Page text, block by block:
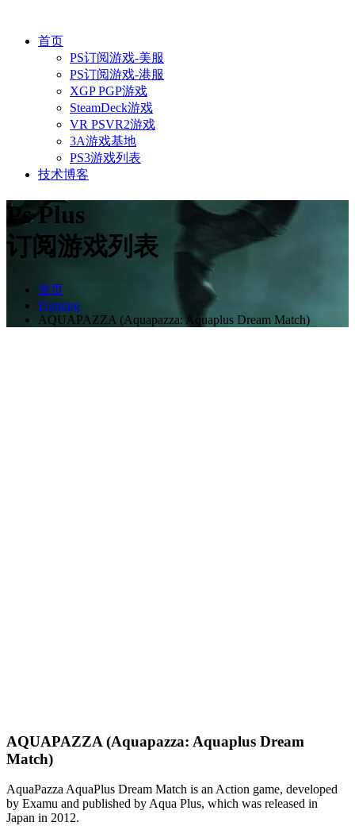
首页
PS订阅游戏-美服
PS订阅游戏-港服
XGP PGP游戏
SteamDeck游戏
VR PSVR2游戏
3A游戏基地
PS3游戏列表
技术博客
Ps Plus
订阅游戏列表
首页
Fighting
AQUAPAZZA (Aquapazza: Aquaplus Dream Match)
AQUAPAZZA (Aquapazza: Aquaplus Dream
Match)
AquaPazza AquaPlus Dream Match is an Action game, developed
by Examu and published by Aqua Plus, which was released in
Japan in 2012.